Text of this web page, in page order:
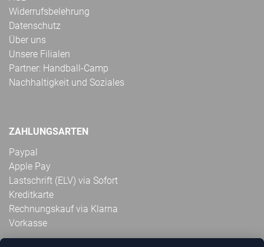
Widerrufsbelehrung
Datenschutz
Über uns
Unsere Filialen
Partner: Handball-Camp
Nachhaltigkeit und Soziales
ZAHLUNGSARTEN
Paypal
Apple Pay
Lastschrift (ELV) via Sofort
Kreditkarte
Rechnungskauf via Klarna
Vorkasse